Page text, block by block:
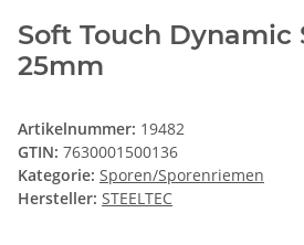
Soft Touch Dynamic
25mm
Artikelnummer: 19482
GTIN: 7630001500136
Kategorie: Sporen/Sporenriemen
Hersteller: STEELTEC